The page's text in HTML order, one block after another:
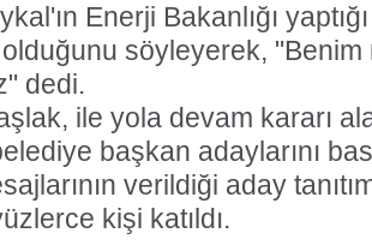
Enerji Bakanlığı
olduğunu söyleyerek,
dedi.
ile yola devam kararı
başkan adaylarını
verildiği aday
kişi katıldı.